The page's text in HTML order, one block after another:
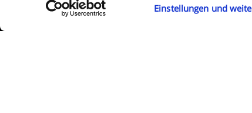
Wenn Sie alle
Einstellungen und